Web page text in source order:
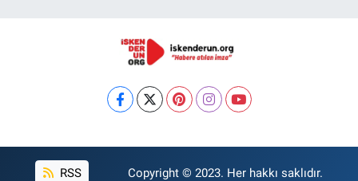
RSS Copyright © 2023. Her hakkı saklıdır.